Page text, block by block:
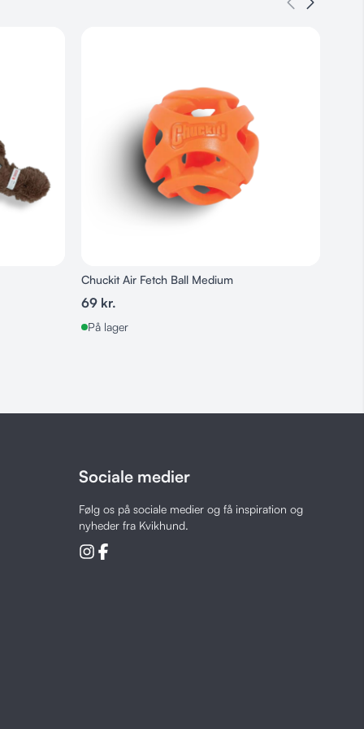
Chuckit Air Fetch Ball Medium
69 kr.
På lager
Sociale medier
Følg os på sociale medier og få inspiration og
nyheder fra Kvikhund.